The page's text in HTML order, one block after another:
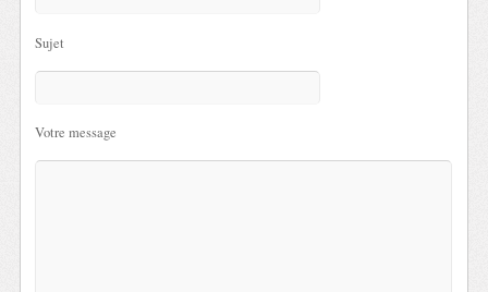
Sujet
Votre message